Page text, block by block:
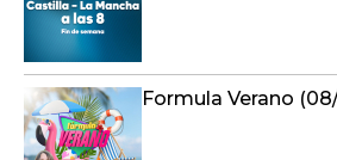
Formula Verano